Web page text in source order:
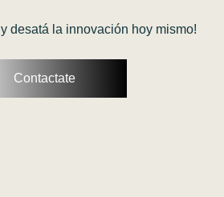
desatá la innovación hoy mismo!
Contactate